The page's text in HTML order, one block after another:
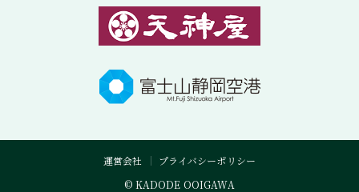
運営会社
プライバシーポリシー
© KADODE OOIGAWA